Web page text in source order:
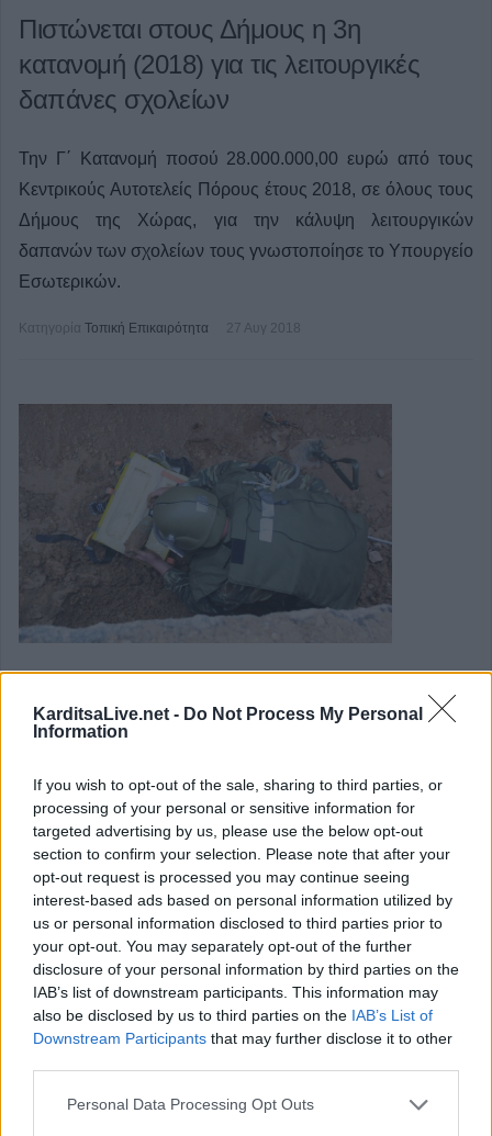
KarditsaLive.net - Do Not Process My Personal
Information
If you wish to opt-out of the sale, sharing to third parties, or
processing of your personal or sensitive information for
targeted advertising by us, please use the below opt-out
section to confirm your selection. Please note that after your
opt-out request is processed you may continue seeing
interest-based ads based on personal information utilized by
us or personal information disclosed to third parties prior to
your opt-out. You may separately opt-out of the further
disclosure of your personal information by third parties on the
IAB’s list of downstream participants. This information may
also be disclosed by us to third parties on the IAB’s List of
Downstream Participants that may further disclose it to other
Personal Data Processing Opt Outs
Πιστώνεται στους Δήμους η 3η
κατανομή (2018) για τις λειτουργικές
δαπάνες σχολείων
Την Γ΄ Κατανομή ποσού 28.000.000,00 ευρώ από τους
Κεντρικούς Αυτοτελείς Πόρους έτους 2018, σε όλους τους
Δήμους της Χώρας, για την κάλυψη λειτουργικών
δαπανών των σχολείων τους γνωστοποίησε το Υπουργείο
Εσωτερικών.
Κατηγορία Τοπική Επικαιρότητα 27 Αυγ 2018
Γ.Ε.Σ.: Τραυματίστηκε σοβαρά
ναρκαλιευτής του Στρατού
Τον σοβαρό τραυματισμό στο αριστερό χέρι ενός Αρχιλοχία
Μηχανικού Δ.Α. είχαμε σήμερα Δευτέρα 27 Αυγούστου
όπως τονίζει με ανακοίνωσή του το Γενικό Επιτελείο
Στρατού.
Κοινωνικές - Αστυνομικές 27 Αυγ 2018
Επόμενο Τέλος Σελίδα 3 από 5